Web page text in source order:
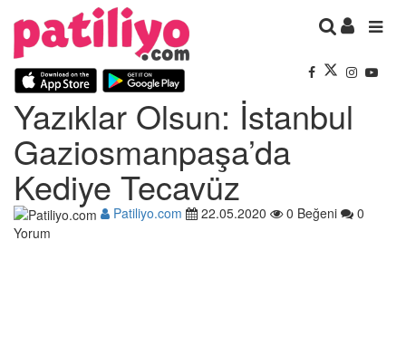
Yazıklar Olsun: İstanbul
Gaziosmanpaşa’da
Kediye Tecavüz
Patiliyo.com 22.05.2020 0 Beğeni
0
Yorum